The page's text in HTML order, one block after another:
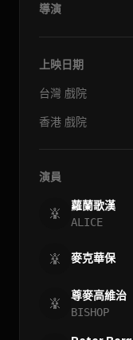
導演
上映日期
台灣 戲院
香港 戲院
演員
蘿蘭歌漢
ALICE
麥克華保
尊麥高維治
BISHOP